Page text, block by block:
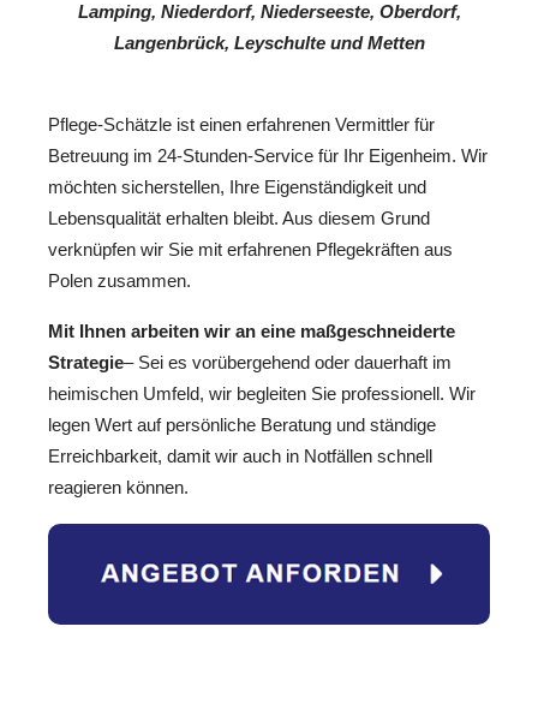
Lamping, Niederdorf, Niederseeste, Oberdorf,
Langenbrück, Leyschulte und Metten
Pflege-Schätzle ist einen erfahrenen Vermittler für
Betreuung im 24-Stunden-Service für Ihr Eigenheim. Wir
möchten sicherstellen, Ihre Eigenständigkeit und
Lebensqualität erhalten bleibt. Aus diesem Grund
verknüpfen wir Sie mit erfahrenen Pflegekräften aus
Polen zusammen.
Mit Ihnen arbeiten wir an eine maßgeschneiderte
Strategie– Sei es vorübergehend oder dauerhaft im
heimischen Umfeld, wir begleiten Sie professionell. Wir
legen Wert auf persönliche Beratung und ständige
Erreichbarkeit, damit wir auch in Notfällen schnell
reagieren können.